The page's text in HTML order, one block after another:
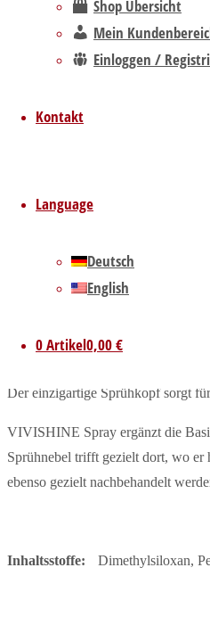
Shop Übersicht
Mein
Einloggen /
Kontakt
Language
Deutsch
English
0 Artikel0,00 €
Produktsicherheit
Beschreibung
Der einzigartige Sprühkopf sorgt
VIVISHINE Spray ergänzt die
Sprühnebel trifft gezielt dort, wo er
ebenso gezielt nachbehandelt
Inhaltsstoffe: Dimethylsiloxan,